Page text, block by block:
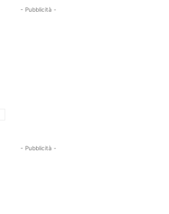
- Pubblicità -
- Pubblicità -